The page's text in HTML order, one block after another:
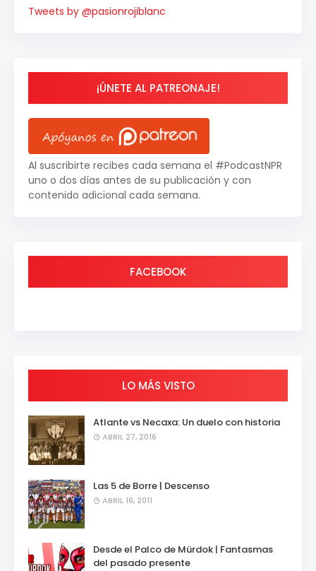
Tweets by @pasionrojiblanc
¡ÚNETE AL PATREONAJE!
Al suscribirte recibes cada semana el #PodcastNPR
uno o dos días antes de su publicación y con
contenido adicional cada semana.
FACEBOOK
LO MÁS VISTO
Atlante vs Necaxa: Un duelo con historia
ABRIL 27, 2016
Las 5 de Borre | Descenso
ABRIL 16, 2011
Desde el Palco de Mürdok | Fantasmas
del pasado presente